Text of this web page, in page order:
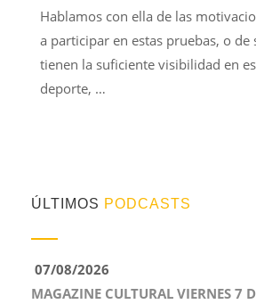
Hablamos con ella de las
a participar en estas pruebas, o de
tienen la suficiente visibilidad en
deporte, …
ÚLTIMOS PODCASTS
07/08/2026
MAGAZINE CULTURAL VIERNES 7